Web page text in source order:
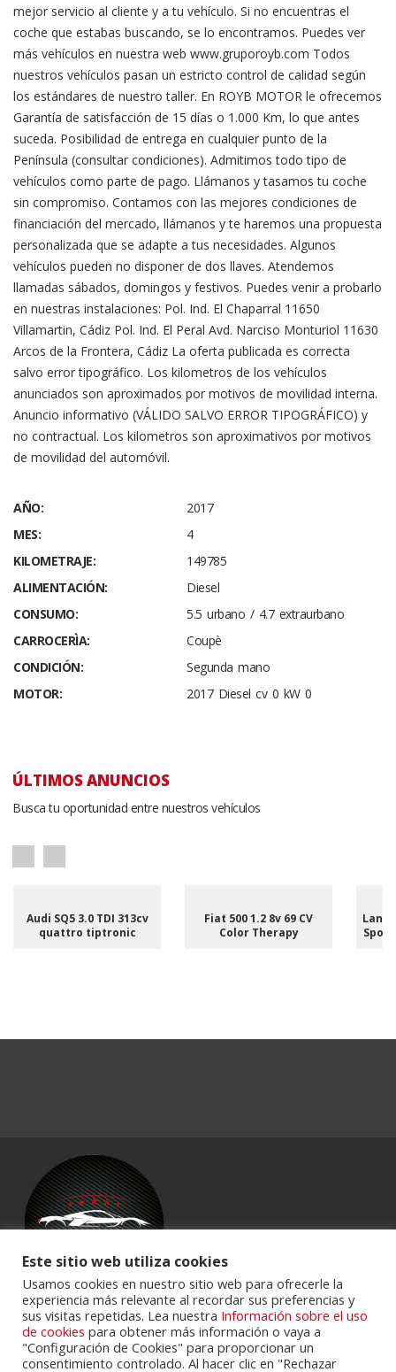
mejor servicio al cliente y a tu vehículo. Si no encuentras el
coche que estabas buscando, se lo encontramos. Puedes ver
más vehículos en nuestra web www.gruporoyb.com Todos
nuestros vehículos pasan un estricto control de calidad según
los estándares de nuestro taller. En ROYB MOTOR le ofrecemos
Garantía de satisfacción de 15 días o 1.000 Km, lo que antes
suceda. Posibilidad de entrega en cualquier punto de la
Península (consultar condiciones). Admitimos todo tipo de
vehículos como parte de pago. Llámanos y tasamos tu coche
sin compromiso. Contamos con las mejores condiciones de
financiación del mercado, llámanos y te haremos una propuesta
personalizada que se adapte a tus necesidades. Algunos
vehículos pueden no disponer de dos llaves. Atendemos
llamadas sábados, domingos y festivos. Puedes venir a probarlo
en nuestras instalaciones: Pol. Ind. El Chaparral 11650
Villamartin, Cádiz Pol. Ind. El Peral Avd. Narciso Monturiol 11630
Arcos de la Frontera, Cádiz La oferta publicada es correcta
salvo error tipográfico. Los kilometros de los vehículos
anunciados son aproximados por motivos de movilidad interna.
Anuncio informativo (VÁLIDO SALVO ERROR TIPOGRÁFICO) y
no contractual. Los kilometros son aproximativos por motivos
de movilidad del automóvil.
AÑO:
2017
MES:
4
KILOMETRAJE:
149785
ALIMENTACIÓN:
Diesel
CONSUMO:
5.5 urbano / 4.7 extraurbano
CARROCERÌA:
Coupè
CONDICIÓN:
Segunda mano
MOTOR:
2017 Diesel cv 0 kW 0
ÚLTIMOS ANUNCIOS
Busca tu oportunidad entre nuestros vehículos
Audi SQ5 3.0 TDI 313cv
quattro tiptronic
Fiat 500 1.2 8v 69 CV
Color Therapy
Land
Sport
Powered byPortalclub.
Este sitio web utiliza cookies
Usamos cookies en nuestro sitio web para ofrecerle la
experiencia más relevante al recordar sus preferencias y
sus visitas repetidas. Lea nuestra Información sobre el uso
de cookies para obtener más información o vaya a
"Configuración de Cookies" para proporcionar un
consentimiento controlado. Al hacer clic en "Rechazar